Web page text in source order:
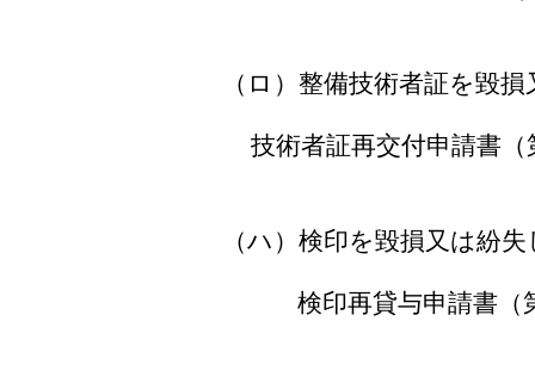
（ロ）整備技術者証を毀損
技術者証再交付申請書（
（ハ）検印を毀損又は紛失
検印再貸与申請書（